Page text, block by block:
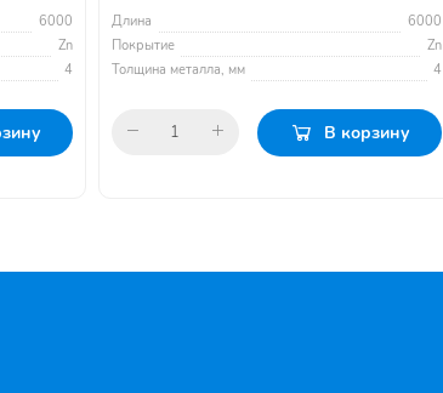
6000
Zn
4
Длина
6000
Покрытие
Zn
Толщина металла, мм
4
В корзину